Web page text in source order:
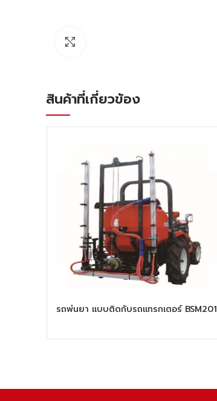
สินค้าที่เกี่ยวข้อง
รถพ่นยา แบบติดกับรถแทรกเตอร์ BSM201